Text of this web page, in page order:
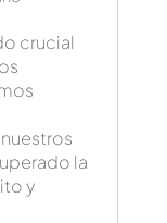
crucial
la
y